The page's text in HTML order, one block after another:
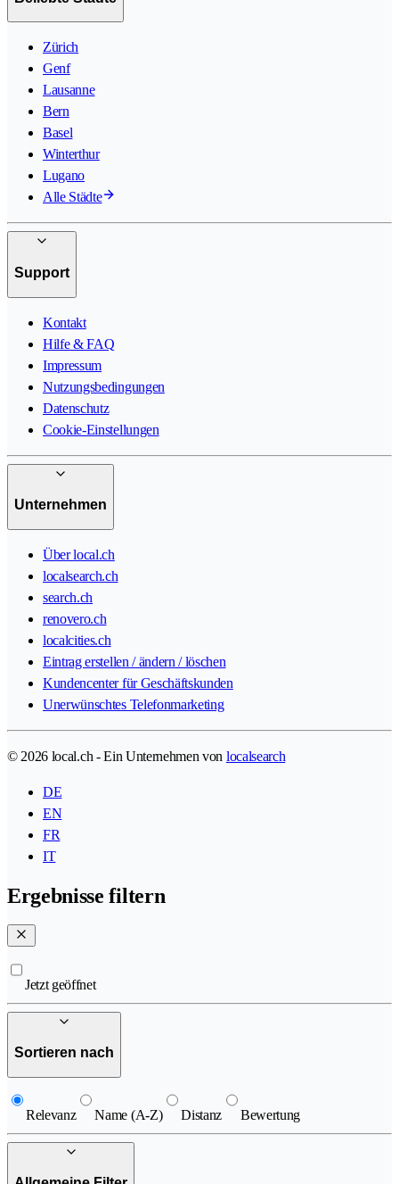
Zürich
Genf
Lausanne
Bern
Basel
Winterthur
Lugano
Alle Städte
Support
Kontakt
Hilfe & FAQ
Impressum
Nutzungsbedingungen
Datenschutz
Cookie-Einstellungen
Unternehmen
Über local.ch
localsearch.ch
search.ch
renovero.ch
localcities.ch
Eintrag erstellen / ändern / löschen
Kundencenter für Geschäftskunden
Unerwünschtes Telefonmarketing
© 2026 local.ch - Ein Unternehmen von localsearch
DE
EN
FR
IT
Ergebnisse filtern
Jetzt geöffnet
Sortieren nach
Relevanz Name (A-Z) Distanz Bewertung